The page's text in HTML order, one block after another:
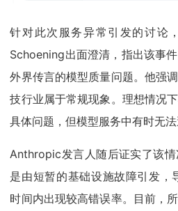
针对此次服务异常引发的讨论
Schoening出面澄清，指出该事
外界传言的模型质量问题。他强
技行业属于常规现象。理想情况
具体问题，但模型服务中有时无法
Anthropic发言人随后证实了该
是由短暂的基础设施故障引发，
时间内出现较高错误率。目前，